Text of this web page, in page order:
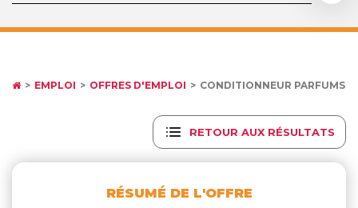
EMPLOI OFFRES D'EMPLOI CONDITIONNEUR PARFUMS
RETOUR AUX RÉSULTATS
RÉSUMÉ DE L'OFFRE